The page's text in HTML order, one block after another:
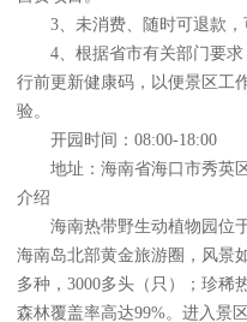
3、未消费、随时可退款，
4、根据省市有关部门要求
行前更新健康码，以便景区工
验。
开园时间：08:00-18:00
地址：海南省海口市秀英区
介绍
海南热带野生动植物园位
海南岛北部黄金旅游圈，风景
多种，3000多头（只）；珍稀
森林覆盖率高达99%。进入景